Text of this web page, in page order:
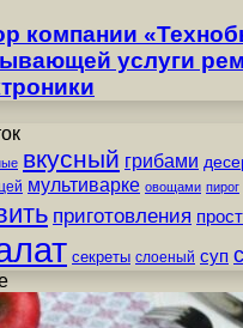
компании
услуги
вкусный грибами
мультиварке овощами пирог
приготовления
секреты слоеный суп